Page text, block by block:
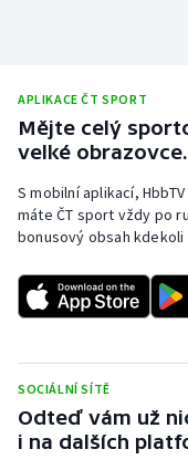
APLIKACE ČT SPORT
Mějte celý
velké obrazovce.
S mobilní aplikací,
máte ČT sport vždy po
bonusový obsah kdekoli
SOCIÁLNÍ SÍTĚ
Odteď vám už
i na dalších